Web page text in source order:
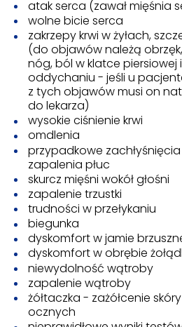
atak serca (zawał mięśnia
wolne bicie serca
zakrzepy krwi w żyłach,
(do objawów należą
nóg, ból w klatce piersiowej
oddychaniu - jeśli u
z tych objawów musi on
do lekarza)
wysokie ciśnienie krwi
omdlenia
przypadkowe
zapalenia płuc
skurcz mięśni wokół głośni
zapalenie trzustki
trudności w przełykaniu
biegunka
dyskomfort w jamie
dyskomfort w obrębie
niewydolność wątroby
zapalenie wątroby
żółtaczka - zażółcenie
ocznych